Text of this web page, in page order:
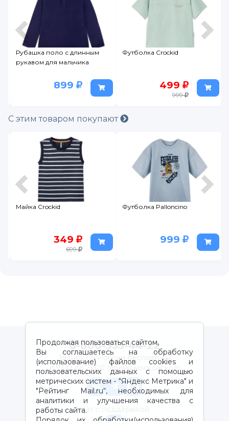
Рубашка поло с длинным
рукавом для мальчика
899
Футболка Crockid
499
999
С этим товаром покупают
Майка Crockid
349
699
Футболка Palloncino
999
Продолжая пользоваться сайтом,
Вы соглашаетесь на обработку
(использование) файлов cookies и
пользовательских данных с помощью
метрических систем - "Яндекс Метрика" и
"Рейтинг Mail.ru“, необходимых для
аналитики и улучшения качества с
работы сайта.
8-800-333-44-22
Звонок по России бесплатный
с 9:00 до 21:00 (время московское)
Чат с поддержкой